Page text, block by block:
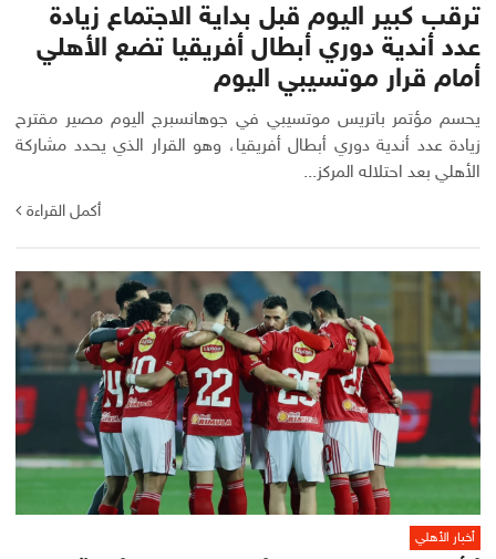
ترقب كبير اليوم قبل بداية الاجتماع زيادة
عدد أندية دوري أبطال أفريقيا تضع الأهلي
أمام قرار موتسيبي اليوم
يحسم مؤتمر باتريس موتسيبي في جوهانسبرج اليوم مصير مقترح
زيادة عدد أندية دوري أبطال أفريقيا، وهو القرار الذي يحدد مشاركة
الأهلي بعد احتلاله المركز...
أكمل القراءة
أخبار الأهلي